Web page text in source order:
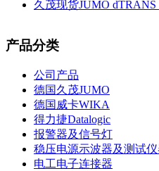
久茂现货JUMO dTRANS
产品分类
公司产品
德国久茂JUMO
德国威卡WIKA
得力捷Datalogic
报警器及信号灯
稳压电源示波器及测试仪
电工电子连接器